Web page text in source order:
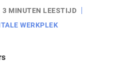
3 MINUTEN LEESTIJD
WERKPLEK